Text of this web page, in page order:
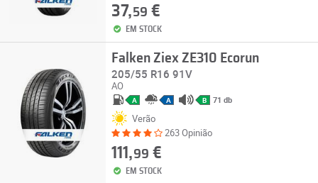
37,59 €
EM STOCK
Falken Ziex ZE310 Ecorun
205/55 R16 91V
AO
A A B 71 db
Verão
263 Opinião
111,99 €
EM STOCK